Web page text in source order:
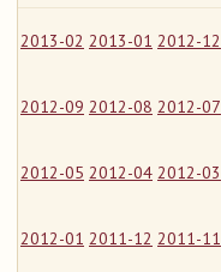
2013-02 2013-01 2012-12
2012-09 2012-08 2012-07
2012-05 2012-04 2012-03
2012-01 2011-12 2011-11